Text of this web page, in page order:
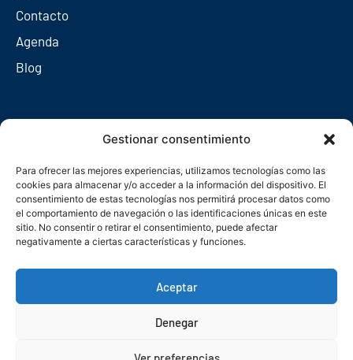
Gestionar consentimiento
Para ofrecer las mejores experiencias, utilizamos tecnologías como las
cookies para almacenar y/o acceder a la información del dispositivo. El
consentimiento de estas tecnologías nos permitirá procesar datos como
el comportamiento de navegación o las identificaciones únicas en este
sitio. No consentir o retirar el consentimiento, puede afectar
negativamente a ciertas características y funciones.
Aceptar
Denegar
Contacto
Agenda
Blog
Redes sociales